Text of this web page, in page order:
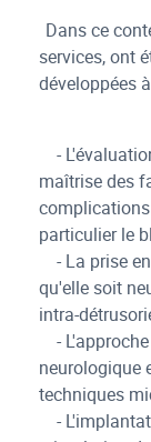
Dans ce
services, ont
développées
-
maîtrise des
particulier le
- La prise
qu'elle soit
intra-
-
neurologique
techniques
-